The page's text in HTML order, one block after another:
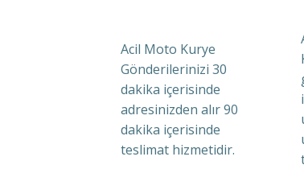
Acil Moto Kurye
Gönderilerinizi 30
dakika içerisinde
adresinizden alır 90
dakika içerisinde
teslimat hizmetidir.